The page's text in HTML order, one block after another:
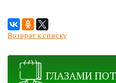
Возврат к списку
ГЛАЗАМИ